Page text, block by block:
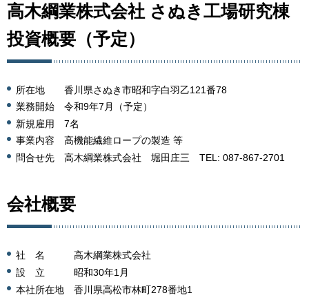
高木綱業株式会社 さぬき工場研究棟
投資概要（予定）
所在地 香川県さぬき市昭和字白羽乙121番78
業務開始 令和9年7月（予定）
新規雇用 7名
事業内容 高機能繊維ロープの製造 等
問合せ先 高木綱業株式会社 堀田庄三 TEL: 087-867-2701
会社概要
社 名 高木綱業株式会社
設 立 昭和30年1月
本社所在地 香川県高松市林町278番地1